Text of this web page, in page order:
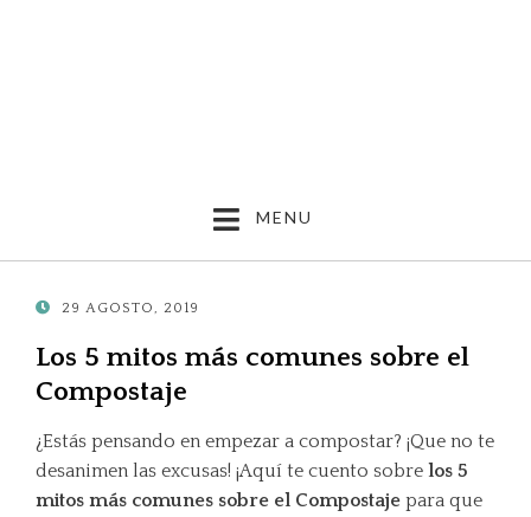
MENU
POSTED
29 AGOSTO, 2019
Los 5 mitos más comunes sobre el
Compostaje
¿Estás pensando en empezar a compostar? ¡Que no te
desanimen las excusas! ¡Aquí te cuento sobre los 5
mitos más comunes sobre el Compostaje para que